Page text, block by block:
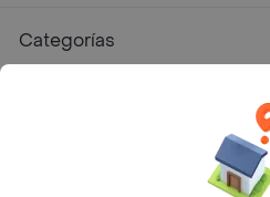
Categorías